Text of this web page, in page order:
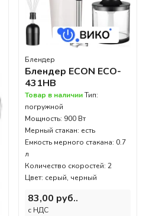
Блендер
Блендер ECON ECO-
431HB
Товар в наличииТип:
погружной
Мощность: 900 Вт
Мерный стакан: есть
Емкость мерного стакана: 0.7
л
Количество скоростей: 2
Цвет: серый, черный
83,00 руб..
c НДС